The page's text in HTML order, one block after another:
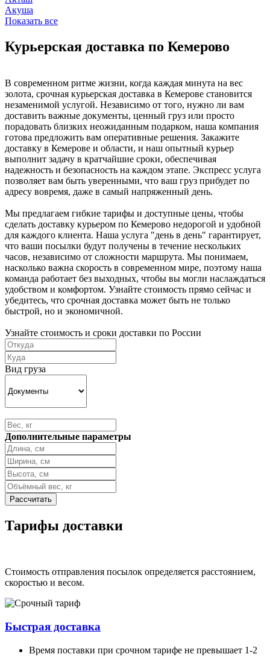
Акуша
Показать все
Курьерская доставка по Кемерово
В современном ритме жизни, когда каждая минута на вес
золота, срочная курьерская доставка в Кемерове становится
незаменимой услугой. Независимо от того, нужно ли вам
доставить важные документы, ценный груз или просто
порадовать близких неожиданным подарком, наша компания
готова предложить вам оперативные решения. Закажите
доставку в Кемерове и области, и наш опытный курьер
выполнит задачу в кратчайшие сроки, обеспечивая
надежность и безопасность на каждом этапе. Экспресс услуга
позволяет вам быть уверенными, что ваш груз прибудет по
адресу вовремя, даже в самый напряженный день.
Мы предлагаем гибкие тарифы и доступные цены, чтобы
сделать доставку курьером по Кемерово недорогой и удобной
для каждого клиента. Наша услуга "день в день" гарантирует,
что ваши посылки будут получены в течение нескольких
часов, независимо от сложности маршрута. Мы понимаем,
насколько важна скорость в современном мире, поэтому наша
команда работает без выходных, чтобы вы могли наслаждаться
удобством и комфортом. Узнайте стоимость прямо сейчас и
убедитесь, что срочная доставка может быть не только
быстрой, но и экономичной.
Узнайте стоимость и сроки доставки по России
Вид груза
Дополнительные параметры
Тарифы доставки
Стоимость отправления посылок определяется расстоянием,
скоростью и весом.
Быстрая доставка
Время поставки при срочном тарифе не превышает 1-2